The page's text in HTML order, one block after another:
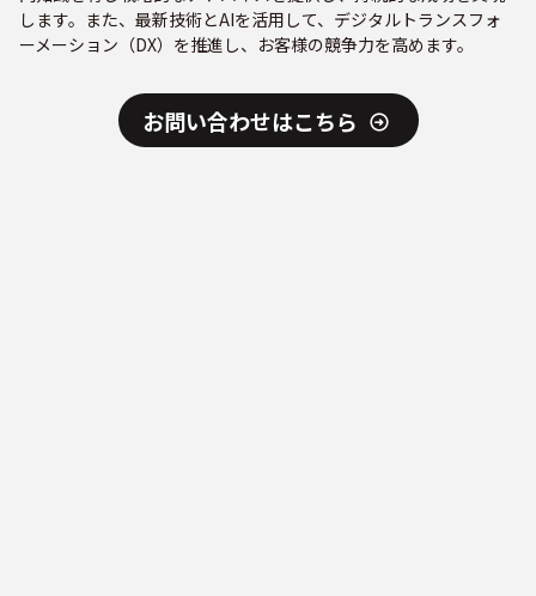
します。また、最新技術とAIを活用して、デジタルトランスフォ
ーメーション（DX）を推進し、お客様の競争力を高めます。
お問い合わせはこちら